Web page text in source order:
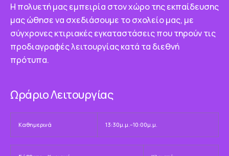
Η πολυετή μας εμπειρία στον χώρο της εκπαίδευσης
μας ώθησε να σχεδιάσουμε το σχολείο μας, με
σύγχρονες κτιριακές εγκαταστάσεις που τηρούν τις
προδιαγραφές λειτουργίας κατά τα διεθνή
πρότυπα.
Ωράριο Λειτουργίας
Καθημερινά 13:30μ.μ.–10:00μ.μ.